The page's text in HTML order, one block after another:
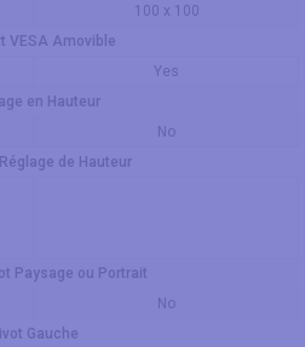
100 x 100
VESA Amovible
Yes
en Hauteur
No
de Hauteur
Paysage ou Portrait
No
Gauche